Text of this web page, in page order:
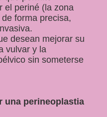
el periné (la zona
forma precisa,
desean mejorar su
vulvar y la
sin someterse
una perineoplastia